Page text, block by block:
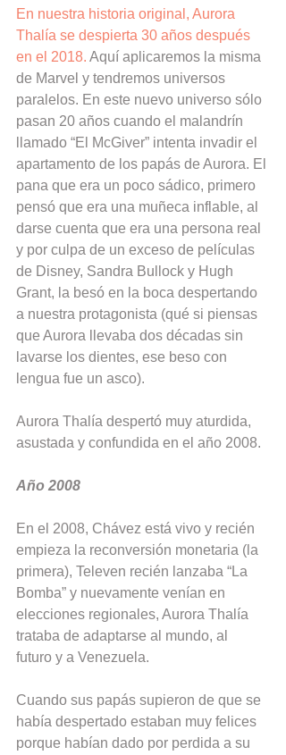
En nuestra historia original, Aurora
Thalía se despierta 30 años después
en el 2018. Aquí aplicaremos la misma
de Marvel y tendremos universos
paralelos. En este nuevo universo sólo
pasan 20 años cuando el malandrín
llamado “El McGiver” intenta invadir el
apartamento de los papás de Aurora. El
pana que era un poco sádico, primero
pensó que era una muñeca inflable, al
darse cuenta que era una persona real
y por culpa de un exceso de películas
de Disney, Sandra Bullock y Hugh
Grant, la besó en la boca despertando
a nuestra protagonista (qué si piensas
que Aurora llevaba dos décadas sin
lavarse los dientes, ese beso con
lengua fue un asco).
Aurora Thalía despertó muy aturdida,
asustada y confundida en el año 2008.
Año 2008
En el 2008, Chávez está vivo y recién
empieza la reconversión monetaria (la
primera), Televen recién lanzaba “La
Bomba” y nuevamente venían en
elecciones regionales, Aurora Thalía
trataba de adaptarse al mundo, al
futuro y a Venezuela.
Cuando sus papás supieron de que se
había despertado estaban muy felices
porque habían dado por perdida a su